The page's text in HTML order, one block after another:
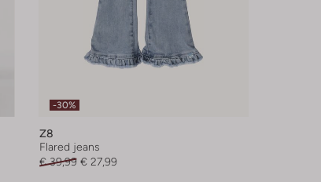
-30%
Z8
Flared jeans
€ 39,99 € 27,99